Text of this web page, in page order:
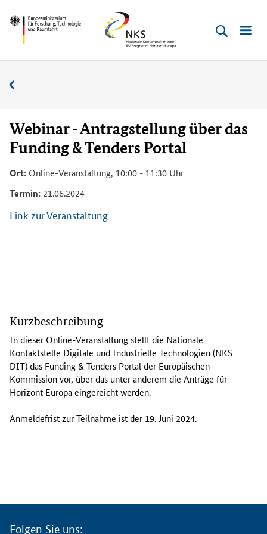
zum
Inhalt
(Eingabetaste)
zum
Hauptmenu
(Eingabetaste)
zur
Suche
(Eingabetaste)
zur
Fußleiste
(Enter)
Bundesministerium
Technologie
Raumfahrt
Horizont
Europa
Webinar - Antragstellung über das
Funding & Tenders Portal
Ort: Online-Veranstaltung, 10:00 - 11:30 Uhr
Termin: 21.06.2024
Link zur Veranstaltung
d
i
e
s
e
r
n
r
Kurzbeschreibung
In dieser Online-Veranstaltung stellt die Nationale
Kontaktstelle Digitale und Industrielle Technologien (NKS
DIT) das Funding & Tenders Portal der Europäischen
Kommission vor, über das unter anderem die Anträge für
Horizont Europa eingereicht werden.
Anmeldefrist zur Teilnahme ist der 19. Juni 2024.
Folgen Sie uns: